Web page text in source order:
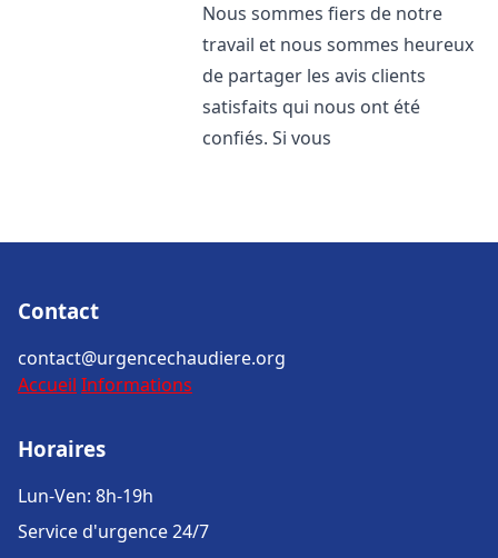
Nous sommes fiers de notre
travail et nous sommes heureux
de partager les avis clients
satisfaits qui nous ont été
confiés. Si vous
Contact
contact@urgencechaudiere.org
Accueil Informations
Horaires
Lun-Ven: 8h-19h
Service d'urgence 24/7